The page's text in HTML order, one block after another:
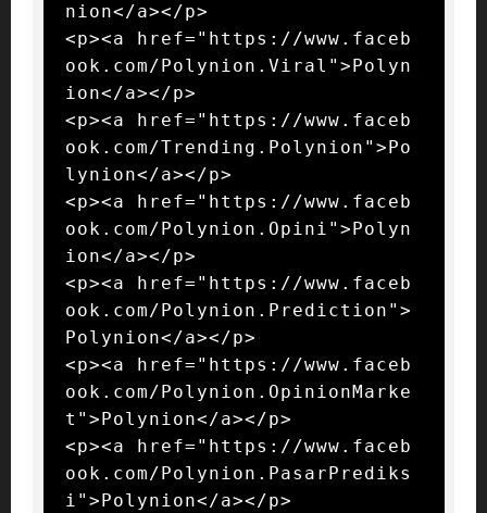
nion</a></p>
<p><a href="https://www.faceb
ook.com/Polynion.Viral">Polyn
ion</a></p>
<p><a href="https://www.faceb
ook.com/Trending.Polynion">Po
lynion</a></p>
<p><a href="https://www.faceb
ook.com/Polynion.Opini">Polyn
ion</a></p>
<p><a href="https://www.faceb
ook.com/Polynion.Prediction">
Polynion</a></p>
<p><a href="https://www.faceb
ook.com/Polynion.OpinionMarke
t">Polynion</a></p>
<p><a href="https://www.faceb
ook.com/Polynion.PasarPrediks
i">Polynion</a></p>